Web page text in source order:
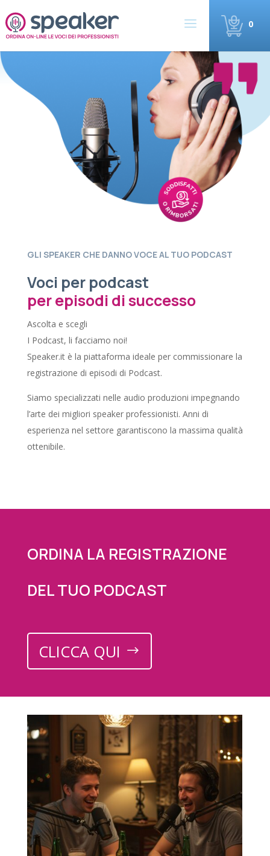
0
GLI SPEAKER CHE DANNO VOCE AL TUO PODCAST
Voci per podcast
per episodi di successo
Ascolta e scegli
I Podcast, li facciamo noi!
Speaker.it è la piattaforma ideale per commissionare la
registrazione di episodi di Podcast.
Siamo specializzati nelle audio produzioni impegnando
l’arte dei migliori speaker professionisti. Anni di
esperienza nel settore garantiscono la massima qualità
ottenibile.
ORDINA LA REGISTRAZIONE
DEL TUO PODCAST
CLICCA QUI